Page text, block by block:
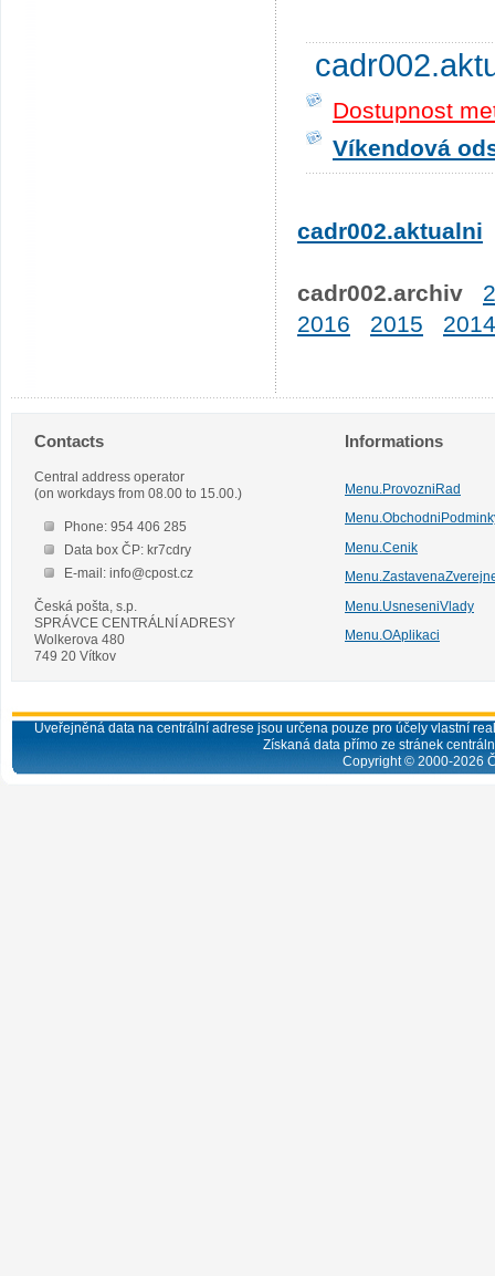
Dostupnost
Víkendová
cadr002.aktualni
cadr002.archiv
2016
2015 2014
Contacts
Central address operator
(on workdays from 08.00 to 15.00.)
Phone: 954 406 285
Data box ČP: kr7cdry
E-mail: info@cpost.cz
Česká pošta, s.p.
SPRÁVCE CENTRÁLNÍ ADRESY
Wolkerova 480
749 20 Vítkov
Informations
Menu.ProvozniRad
Menu.Cenik
Menu.UsneseniVlady
Menu.OAplikaci
Uveřejněná data na centrální adrese jsou určena pouze pro účely vlastní
Získaná data přímo ze stránek
Copyright © 2000-2026